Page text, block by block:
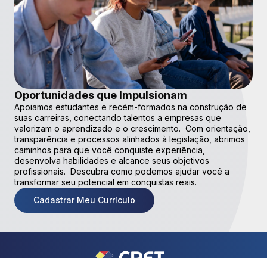
Oportunidades que Impulsionam
Apoiamos estudantes e recém-formados na construção de
suas carreiras, conectando talentos a empresas que
valorizam o aprendizado e o crescimento. Com orientação,
transparência e processos alinhados à legislação, abrimos
caminhos para que você conquiste experiência,
desenvolva habilidades e alcance seus objetivos
profissionais. Descubra como podemos ajudar você a
transformar seu potencial em conquistas reais.
Cadastrar Meu Currículo